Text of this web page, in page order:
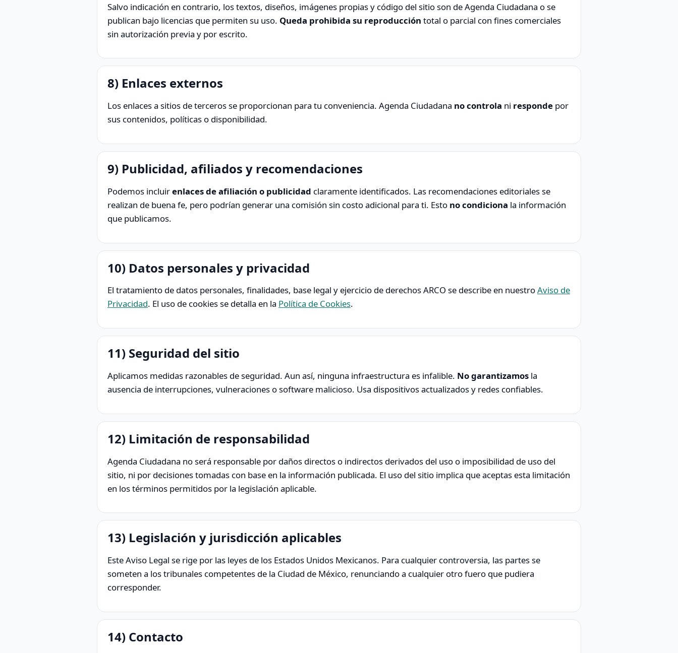
Salvo indicación en contrario, los textos, diseños, imágenes propias y código del sitio son de Agenda Ciudadana o se
publican bajo licencias que permiten su uso. Queda prohibida su reproducción total o parcial con fines comerciales
sin autorización previa y por escrito.
8) Enlaces externos
Los enlaces a sitios de terceros se proporcionan para tu conveniencia. Agenda Ciudadana no controla ni responde por
sus contenidos, políticas o disponibilidad.
9) Publicidad, afiliados y recomendaciones
Podemos incluirenlaces de afiliación o publicidad claramente identificados. Las recomendaciones editoriales se
realizan de buena fe, pero podrían generar una comisión sin costo adicional para ti. Esto no condiciona la información
que publicamos.
10) Datos personales y privacidad
El tratamiento de datos personales, finalidades, base legal y ejercicio de derechos ARCO se describe en nuestroAviso de
Privacidad. El uso de cookies se detalla en la Política de Cookies.
11) Seguridad del sitio
Aplicamos medidas razonables de seguridad. Aun así, ninguna infraestructura es infalible. No garantizamos la
ausencia de interrupciones, vulneraciones o software malicioso. Usa dispositivos actualizados y redes confiables.
12) Limitación de responsabilidad
Agenda Ciudadana no será responsable por daños directos o indirectos derivados del uso o imposibilidad de uso del
sitio, ni por decisiones tomadas con base en la información publicada. El uso del sitio implica que aceptas esta limitación
en los términos permitidos por la legislación aplicable.
13) Legislación y jurisdicción aplicables
Este Aviso Legal se rige por las leyes de los Estados Unidos Mexicanos. Para cualquier controversia, las partes se
someten a los tribunales competentes de la Ciudad de México, renunciando a cualquier otro fuero que pudiera
corresponder.
14) Contacto